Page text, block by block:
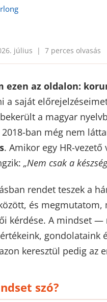
július | 7 perces olvasás
ezen az oldalon:
a saját
a magyar
ban még nem
. Amikor egy HR-
„Nem csak a
rendet teszek a
és megmutatom,
kérdése. A mindset
gondolataink
keresztül pedig az
szó?